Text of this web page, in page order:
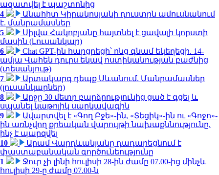
ազատվել է պաշտոնից
4
Անահիտ Կիրակոսյանի դուստրն ամուսնանում
է. մանրամասներ
5
Սիլվա Հակոբյանը հայտնել է ցավալի կորստի
մասին (Լուսանկար)
6
Chat GPT-ին հարցրեցի՝ ոնց գնամ եկեղեցի. 14-
ամյա Վահեն դուրս եկավ ոստիկանության բաժնից
(տեսանյութ)
7
Արտակարգ դեպք Սևանում. Մանրամասներ
(լուսանկարներ)
8
Արջը 30 մետր բարձրությունից ցած է գցել և
սպանել կաթոլիկ սարկավագին
9
Ավարտվել է «Գող Բջե»-ին, «Տեցիկ»-ին ու «Գոջո»-
ին առնչվող քրեական վարույթի նախաքննությունը.
ինչ է պարզվել
10
Արամ Վարդևանյանը դադարեցնում է
փաստաբանական գործունեությունը
1
Ջուր չի լինի հուլիսի 28-ին ժամը 07.00-ից մինչև
հուլիսի 29-ը ժամը 07.00-ն